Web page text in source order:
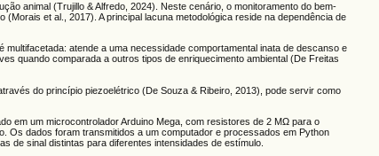
animal (Trujillo & Alfredo, 2024). Neste cenário, o monitoramento do bem-
et al., 2017). A principal lacuna metodológica reside na dependência de
atende a uma necessidade comportamental inata de descanso e
quando comparada a outros tipos de enriquecimento ambiental (De Freitas
do princípio piezoelétrico (De Souza & Ribeiro, 2013), pode servir como
em um microcontrolador Arduino Mega, com resistores de 2 MΩ para o
Os dados foram transmitidos a um computador e processados em Python
de sinal distintas para diferentes intensidades de estímulo.